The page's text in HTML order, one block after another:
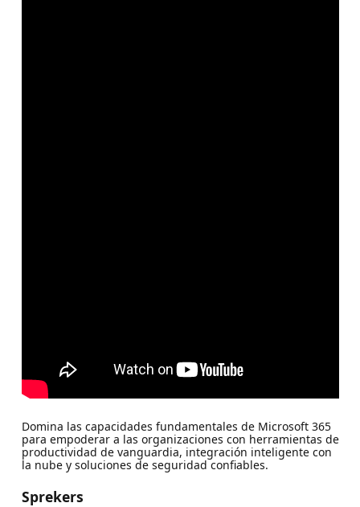
Domina las capacidades fundamentales de Microsoft 365
para empoderar a las organizaciones con herramientas de
productividad de vanguardia, integración inteligente con
la nube y soluciones de seguridad confiables.
Sprekers